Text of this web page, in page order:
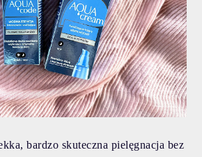
bardzo skuteczna pielęgnacja bez